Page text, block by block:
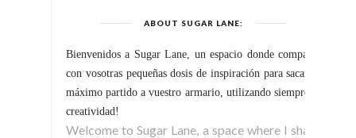
ABOUT SUGAR LANE:
Bienvenidos a Sugar Lane, un espacio donde comparto
con vosotras pequeñas dosis de inspiración para sacar el
máximo partido a vuestro armario, utilizando siempre la
creatividad!
Welcome to Sugar Lane, a space where I share